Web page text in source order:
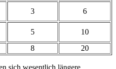
3
6
5
10
8 20